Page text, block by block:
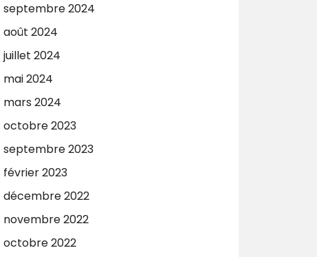
septembre 2024
août 2024
juillet 2024
mai 2024
mars 2024
octobre 2023
septembre 2023
février 2023
décembre 2022
novembre 2022
octobre 2022